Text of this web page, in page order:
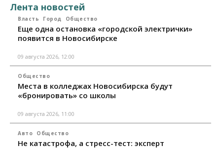
Лента новостей
Власть Город Общество
Еще одна остановка «городской электрички»
появится в Новосибирске
09 августа 2026, 12:00
Общество
Места в колледжах Новосибирска будут
«бронировать» со школы
09 августа 2026, 11:00
Авто Общество
Не катастрофа, а стресс-тест: эксперт